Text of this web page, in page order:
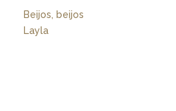
Beijos, beijos
Layla